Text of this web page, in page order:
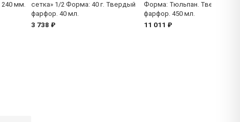
мм.
сетка» 1/2 Форма: 40 г. Твердый
фарфор. 40 мл.
3 738 ₽
Форма: Тюльпан. Твердый
фарфор. 450 мл.
11 011 ₽